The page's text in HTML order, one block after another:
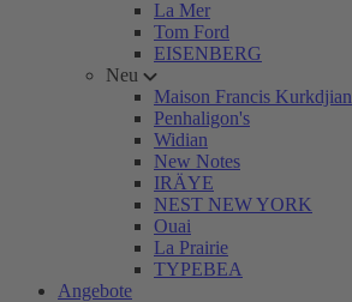
La Mer
Tom Ford
EISENBERG
Neu
Maison Francis Kurkdjian
Penhaligon's
Widian
New Notes
IRÄYE
NEST NEW YORK
Ouai
La Prairie
TYPEBEA
Angebote